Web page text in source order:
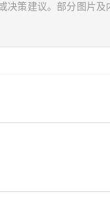
策建议。部分图片